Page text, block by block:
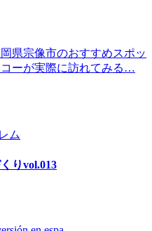
県宗像市のおすすめスポッ
コーが実際に訪れてみる…
りvol.013